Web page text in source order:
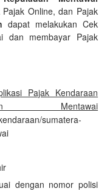
Online, dan Pajak
dapat melakukan Cek
dan membayar Pajak
Pajak Kendaraan
Mentawai
sumatera-
dengan nomor polisi